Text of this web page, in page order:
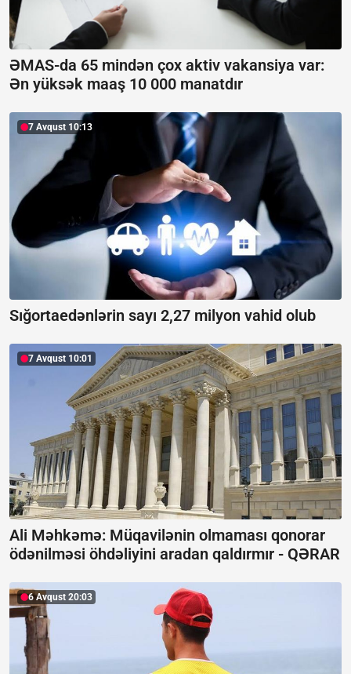
ƏMAS-da 65 mindən çox aktiv vakansiya var:
Ən yüksək maaş 10 000 manatdır
7 Avqust 10:13
Sığortaedənlərin sayı 2,27 milyon vahid olub
7 Avqust 10:01
Ali Məhkəmə: Müqavilənin olmaması qonorar
ödənilməsi öhdəliyini aradan qaldırmır - QƏRAR
6 Avqust 20:03